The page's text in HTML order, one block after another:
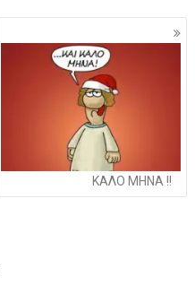
ΚΑΛΟ ΜΗΝΑ !!